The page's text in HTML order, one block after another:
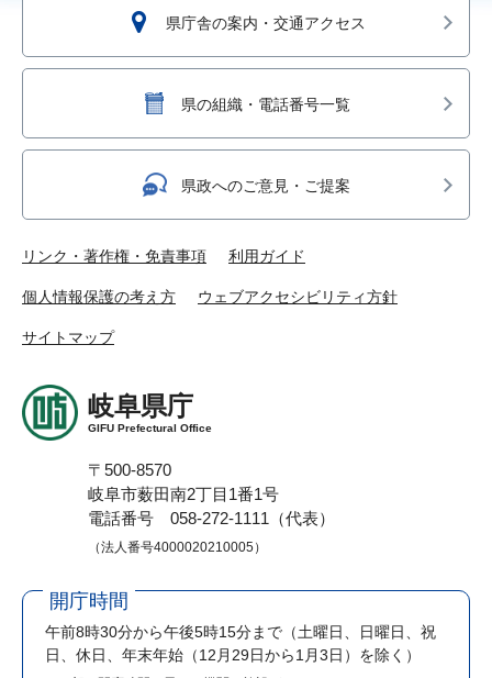
県庁舎の案内・交通アクセス
県の組織・電話番号一覧
県政へのご意見・ご提案
リンク・著作権・免責事項 利用ガイド
個人情報保護の考え方 ウェブアクセシビリティ方針
サイトマップ
岐阜県庁
GIFU Prefectural Office
〒500-8570
岐阜市薮田南2丁目1番1号
電話番号 058-272-1111（代表）
（法人番号4000020210005）
開庁時間
午前8時30分から午後5時15分まで （土曜日、日曜日、祝
日、休日、年末年始（12月29日から1月3日）を除く）